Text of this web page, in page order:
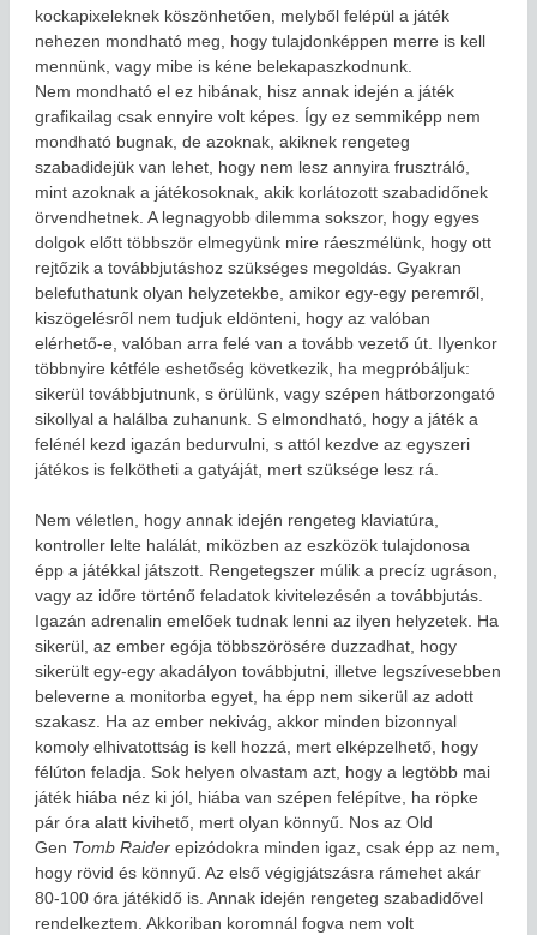
kockapixeleknek köszönhetően, melyből felépül a játék
nehezen mondható meg, hogy tulajdonképpen merre is kell
mennünk, vagy mibe is kéne belekapaszkodnunk.
Nem mondható el ez hibának, hisz annak idején a játék
grafikailag csak ennyire volt képes. Így ez semmiképp nem
mondható bugnak, de azoknak, akiknek rengeteg
szabadidejük van lehet, hogy nem lesz annyira frusztráló,
mint azoknak a játékosoknak, akik korlátozott szabadidőnek
örvendhetnek. A legnagyobb dilemma sokszor, hogy egyes
dolgok előtt többször elmegyünk mire ráeszmélünk, hogy ott
rejtőzik a továbbjutáshoz szükséges megoldás. Gyakran
belefuthatunk olyan helyzetekbe, amikor egy-egy peremről,
kiszögelésről nem tudjuk eldönteni, hogy az valóban
elérhető-e, valóban arra felé van a tovább vezető út. Ilyenkor
többnyire kétféle eshetőség következik, ha megpróbáljuk:
sikerül továbbjutnunk, s örülünk, vagy szépen hátborzongató
sikollyal a halálba zuhanunk. S elmondható, hogy a játék a
felénél kezd igazán bedurvulni, s attól kezdve az egyszeri
játékos is felkötheti a gatyáját, mert szüksége lesz rá.
Nem véletlen, hogy annak idején rengeteg klaviatúra,
kontroller lelte halálát, miközben az eszközök tulajdonosa
épp a játékkal játszott. Rengetegszer múlik a precíz ugráson,
vagy az időre történő feladatok kivitelezésén a továbbjutás.
Igazán adrenalin emelőek tudnak lenni az ilyen helyzetek. Ha
sikerül, az ember egója többszörösére duzzadhat, hogy
sikerült egy-egy akadályon továbbjutni, illetve legszívesebben
beleverne a monitorba egyet, ha épp nem sikerül az adott
szakasz. Ha az ember nekivág, akkor minden bizonnyal
komoly elhivatottság is kell hozzá, mert elképzelhető, hogy
félúton feladja. Sok helyen olvastam azt, hogy a legtöbb mai
játék hiába néz ki jól, hiába van szépen felépítve, ha röpke
pár óra alatt kivihető, mert olyan könnyű. Nos az Old
Gen Tomb Raider epizódokra minden igaz, csak épp az nem,
hogy rövid és könnyű. Az első végigjátszásra rámehet akár
80-100 óra játékidő is. Annak idején rengeteg szabadidővel
rendelkeztem. Akkoriban koromnál fogva nem volt